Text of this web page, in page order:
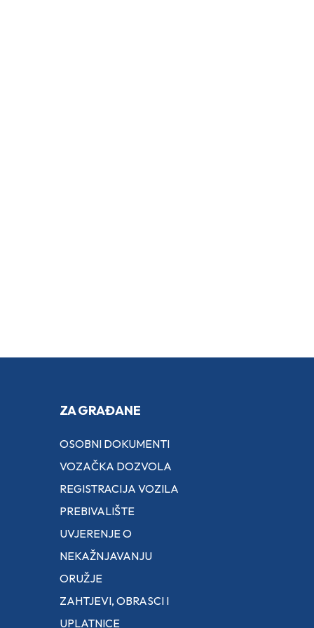
ZA GRAĐANE
OSOBNI DOKUMENTI
VOZAČKA DOZVOLA
REGISTRACIJA VOZILA
PREBIVALIŠTE
UVJERENJE O
NEKAŽNJAVANJU
ORUŽJE
ZAHTJEVI, OBRASCI I
UPLATNICE